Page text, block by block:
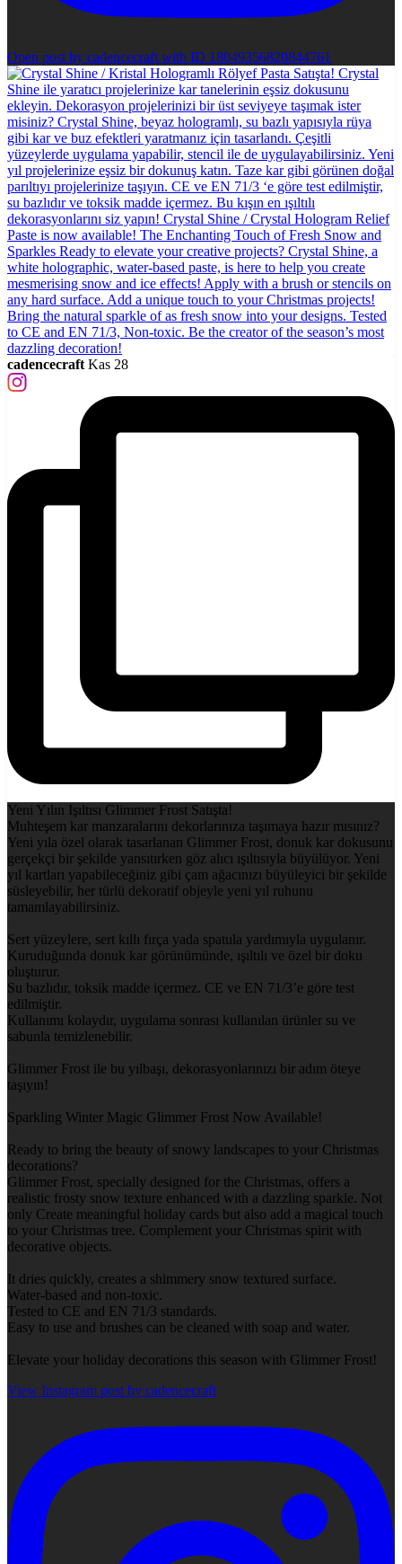
Open post by cadencecraft with ID 18049356820844761
cadencecraft Kas 28
Yeni Yılın Işıltısı Glimmer Frost Satışta!
Muhteşem kar manzaralarını dekorlarınıza taşımaya hazır mısınız?
Yeni yıla özel olarak tasarlanan Glimmer Frost, donuk kar dokusunu
gerçekçi bir şekilde yansıtırken göz alıcı ışıltısıyla büyülüyor. Yeni
yıl kartları yapabileceğiniz gibi çam ağacınızı büyüleyici bir şekilde
süsleyebilir, her türlü dekoratif objeyle yeni yıl ruhunu
tamamlayabilirsiniz.
Sert yüzeylere, sert kıllı fırça yada spatula yardımıyla uygulanır.
Kuruduğunda donuk kar görünümünde, ışıltılı ve özel bir doku
oluşturur.
Su bazlıdır, toksik madde içermez. CE ve EN 71/3’e göre test
edilmiştir.
Kullanımı kolaydır, uygulama sonrası kullanılan ürünler su ve
sabunla temizlenebilir.
Glimmer Frost ile bu yılbaşı, dekorasyonlarınızı bir adım öteye
taşıyın!
Sparkling Winter Magic Glimmer Frost Now Available!
Ready to bring the beauty of snowy landscapes to your Christmas
decorations?
Glimmer Frost, specially designed for the Christmas, offers a
realistic frosty snow texture enhanced with a dazzling sparkle. Not
only Create meaningful holiday cards but also add a magical touch
to your Christmas tree. Complement your Christmas spirit with
decorative objects.
It dries quickly, creates a shimmery snow textured surface.
Water-based and non-toxic.
Tested to CE and EN 71/3 standards.
Easy to use and brushes can be cleaned with soap and water.
Elevate your holiday decorations this season with Glimmer Frost!
View Instagram post by cadencecraft